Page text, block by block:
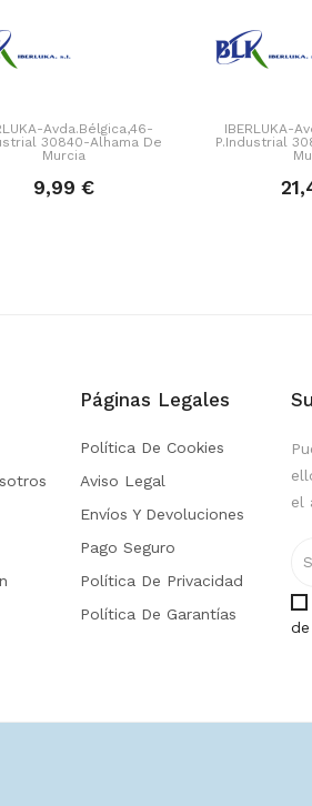
Avda.Bélgica,46-
30840-Alhama De
Murcia
9,99 €
IBERLUKA-
P.Industrial
Páginas Legales
Política De Cookies
Aviso Legal
Envíos Y Devoluciones
Pago Seguro
Política De Privacidad
Política De Garantías
el